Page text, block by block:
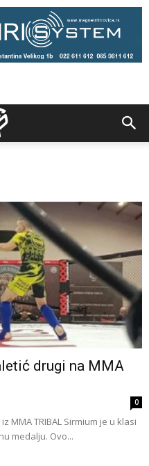
drugi na MMA
0
MMA TRIBAL Sirmium je u klasi
medalju. Ovo...